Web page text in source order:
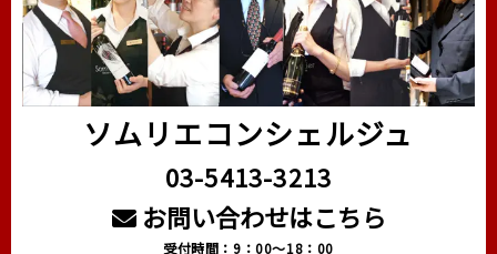
ソムリエコンシェルジュ
03-5413-3213
お問い合わせはこちら
受付時間：9：00～18：00